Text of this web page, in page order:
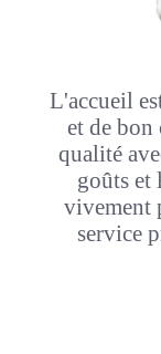
L'accueil
et de bon
qualité
goûts et
vivement
service